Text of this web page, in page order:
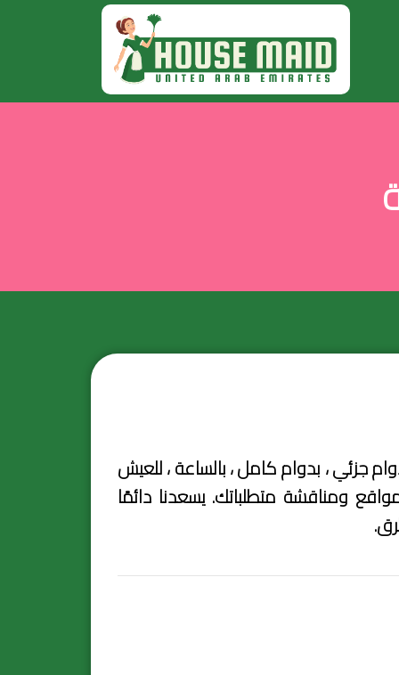
جزئي ، بدوام كامل ، بالساعة ، للعيش
ومناقشة متطلباتك. يسعدنا دائمًا